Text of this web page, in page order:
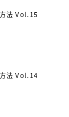
法 Vol.15
法 Vol.14